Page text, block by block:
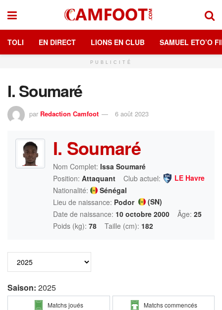
TOLI EN DIRECT LIONS EN CLUB SAMUEL ETO’O
PUBLICITÉ
I. Soumaré
par Redaction Camfoot 6 août 2023
I. Soumaré
Nom Complet: Issa Soumaré
Position: Attaquant Club actuel:
LE Havre
Nationalité:
Sénégal
Lieu de naissance: Podor
(SN)
Date de naissance: 10 octobre 2000 Âge: 25
Poids (kg): 78 Taille (cm): 182
Saison: 2025
Matchs joués Matchs commencés